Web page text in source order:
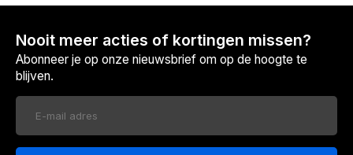
Nooit meer acties of kortingen missen?
Abonneer je op onze nieuwsbrief om op de hoogte te
blijven.